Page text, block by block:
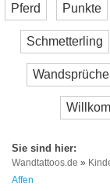
Pferd Punkte
Schmetterling
Wandsprüche
Wandtattoos.de »
Affen